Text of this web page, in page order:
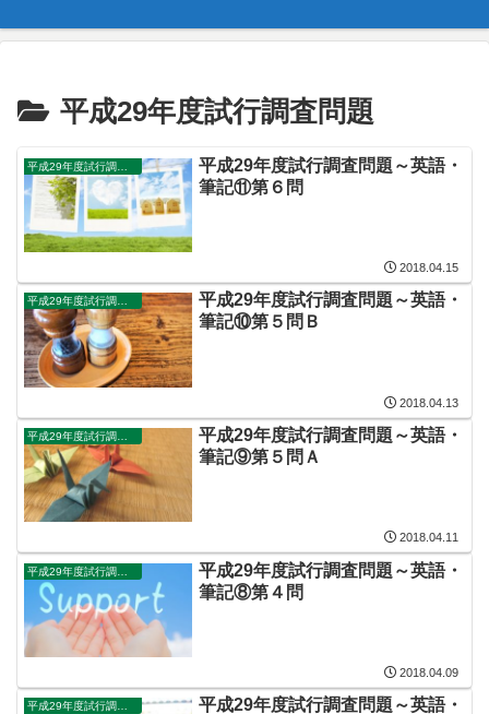
平成29年度試行調査問題
平成29年度試行調査問題～英語・
筆記⑪第６問
2018.04.15
平成29年度試行調査問題
平成29年度試行調査問題～英語・
筆記⑩第５問Ｂ
2018.04.13
平成29年度試行調査問題～英語・
筆記⑨第５問Ａ
2018.04.11
平成29年度試行調査問題～英語・
筆記⑧第４問
2018.04.09
平成29年度試行調査問題
平成29年度試行調査問題～英語・